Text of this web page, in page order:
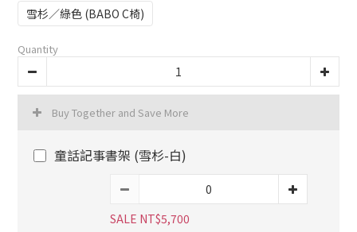
雪杉／綠色 (BABO C椅)
Quantity
Buy Together and Save More
童話記事書架 (雪杉-白)
SALE NT$5,700